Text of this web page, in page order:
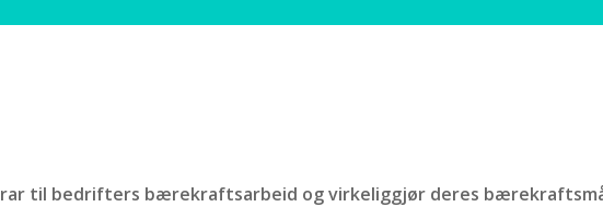
til bedrifters bærekraftsarbeid og virkeliggjør deres